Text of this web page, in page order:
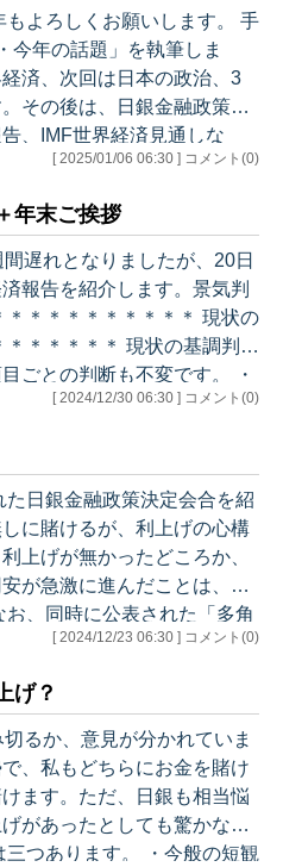
可能ですが、私は主計局的
の点には立ち入りません。
どこかに…
よろしくお願いします。 手
今年の話題」を執筆しま
済、次回は日本の政治、3
その後は、日銀金融政策決
、IMF世界経済見通しな
＊＊＊＊＊＊
世界経済に直接関係する主
このうち実現性
しているとは言え上下両院
ランプ減税の継続と法人減
[ 2025/01/06 06:30 ] コメント(0)
年末ご挨拶
遅れとなりましたが、20日
報告を紹介します。景気判
現状の基調判断
との判断も不変です。 ・
が残るものの、緩やかに回
備投資：持ち直しの動きが
ね横ばいとなっている ・公
・輸出：おおむね横ばいと
[ 2024/12/30 06:30 ] コメント(0)
日銀金融政策決定会合を紹
に賭けるが、利上げの心構
上げが無かったどころか、
が急激に進んだことは、皆
年取り上げたいと思いま
＊＊＊＊＊＊＊＊ 今回
回（3月、6月、9月、12
月、10月）とでは分析の詳
気判断やリスク要因の指摘
た…
[ 2024/12/23 06:30 ] コメント(0)
げ？
るか、意見が分かれていま
、私もどちらにお金を賭け
ます。ただ、日銀も相当悩
があったとしても驚かない